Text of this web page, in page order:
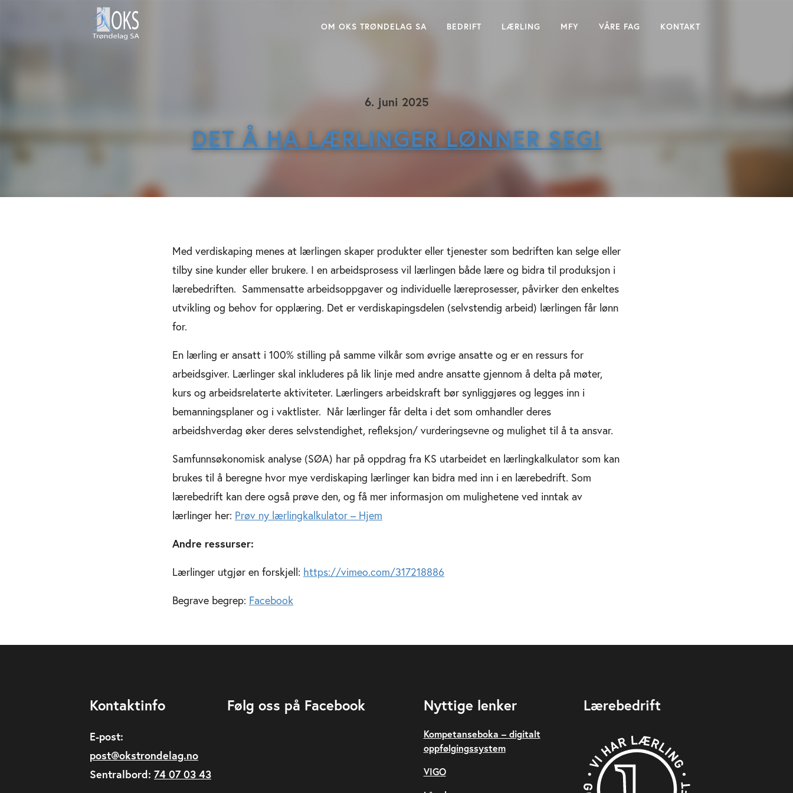
OM OKS TRØNDELAG SA BEDRIFT LÆRLING MFY VÅRE FAG KONTAKT
6. juni 2025
DET Å HA LÆRLINGER LØNNER SEG!
Med verdiskaping menes at lærlingen skaper produkter eller tjenester som bedriften kan selge eller
tilby sine kunder eller brukere. I en arbeidsprosess vil lærlingen både lære og bidra til produksjon i
lærebedriften. Sammensatte arbeidsoppgaver og individuelle læreprosesser, påvirker den enkeltes
utvikling og behov for opplæring. Det er verdiskapingsdelen (selvstendig arbeid) lærlingen får lønn
for.
En lærling er ansatt i 100% stilling på samme vilkår som øvrige ansatte og er en ressurs for
arbeidsgiver. Lærlinger skal inkluderes på lik linje med andre ansatte gjennom å delta på møter,
kurs og arbeidsrelaterte aktiviteter. Lærlingers arbeidskraft bør synliggjøres og legges inn i
bemanningsplaner og i vaktlister. Når lærlinger får delta i det som omhandler deres
arbeidshverdag øker deres selvstendighet, refleksjon/ vurderingsevne og mulighet til å ta ansvar.
Samfunnsøkonomisk analyse (SØA) har på oppdrag fra KS utarbeidet en lærlingkalkulator som kan
brukes til å beregne hvor mye verdiskaping lærlinger kan bidra med inn i en lærebedrift. Som
lærebedrift kan dere også prøve den, og få mer informasjon om mulighetene ved inntak av
lærlinger her: Prøv ny lærlingkalkulator – Hjem
Andre ressurser:
Lærlinger utgjør en forskjell: https://vimeo.com/317218886
Begrave begrep: Facebook
Kontaktinfo
E-post:
post@okstrondelag.no
Sentralbord: 74 07 03 43
Følg oss på Facebook Nyttige lenker
Kompetanseboka – digitalt
oppfølgingssystem
VIGO
Lærebedrift